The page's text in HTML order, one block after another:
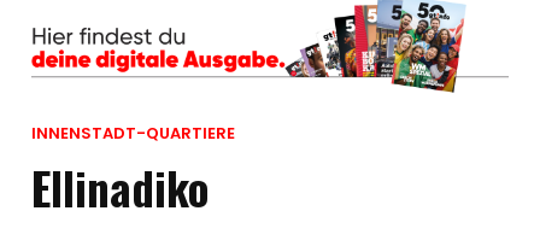
INNENSTADT-QUARTIERE
Ellinadiko